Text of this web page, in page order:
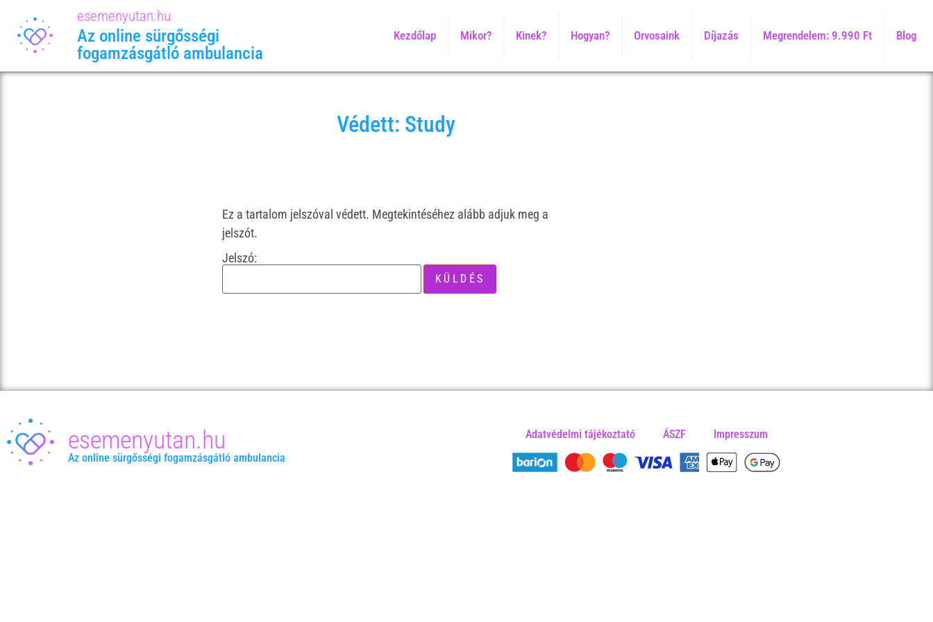
esemenyutan.hu
Az online sürgősségi
fogamzásgátló ambulancia
Kezdőlap Mikor? Kinek? Hogyan? Orvosaink Díjazás Megrendelem: 9.990 Ft Blog
Védett: Study
Ez a tartalom jelszóval védett. Megtekintéséhez alább adjuk meg a
jelszót.
Jelszó:
esemenyutan.hu
Az online sürgősségi fogamzásgátló ambulancia
Adatvédelmi tájékoztató ÁSZF Impresszum